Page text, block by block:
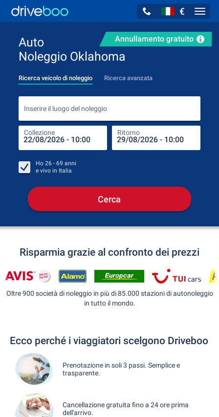
€
Annullamento gratuito
Auto
Noleggio Oklahoma
Ricerca veicolo di noleggio Ricerca avanzata
Inserire il luogo del noleggio
Collezione Ritorno
Ho 26 - 69 anni
e vivo in Italia
Cerca
Risparmia grazie al confronto dei prezzi
Oltre 900 società di noleggio in più di 85.000 stazioni di autonoleggio
in tutto il mondo.
Ecco perché i viaggiatori scelgono Driveboo
Prenotazione in soli 3 passi. Semplice e
trasparente.
Cancellazione gratuita fino a 24 ore prima
dell'arrivo.